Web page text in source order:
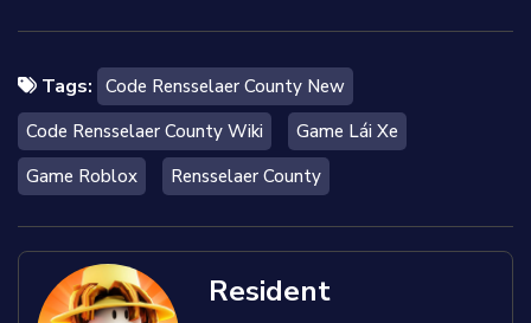
Tags: Code Rensselaer County New
Code Rensselaer County Wiki
Game Lái Xe
Game Roblox
Rensselaer County
Resident